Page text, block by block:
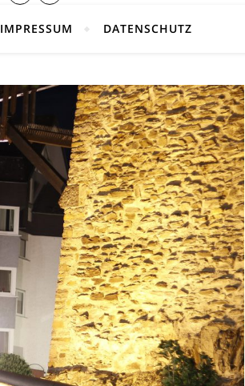
IMPRESSUM DATENSCHUTZ